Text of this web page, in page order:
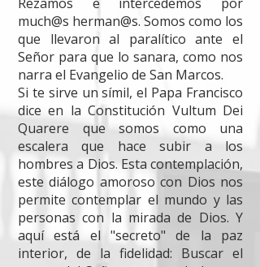
much@s herman@s. Somos como los
que llevaron al paralítico ante el
Señor para que lo sanara, como nos
narra el Evangelio de San Marcos.
Si te sirve un símil, el Papa Francisco
dice en la Constitución Vultum Dei
Quarere que somos como una
escalera que hace subir a los
hombres a Dios. Esta contemplación,
este diálogo amoroso con Dios nos
permite contemplar el mundo y las
personas con la mirada de Dios. Y
aquí está el "secreto" de la paz
interior, de la fidelidad: Buscar el